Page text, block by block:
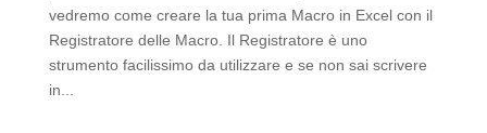
vedremo come creare la tua prima Macro in Excel con il
Registratore delle Macro. Il Registratore è uno
strumento facilissimo da utilizzare e se non sai scrivere
in...